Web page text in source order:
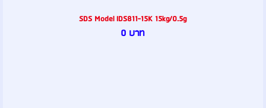
SDS Model IDS811-15K 15kg/0.5g
0 บาท